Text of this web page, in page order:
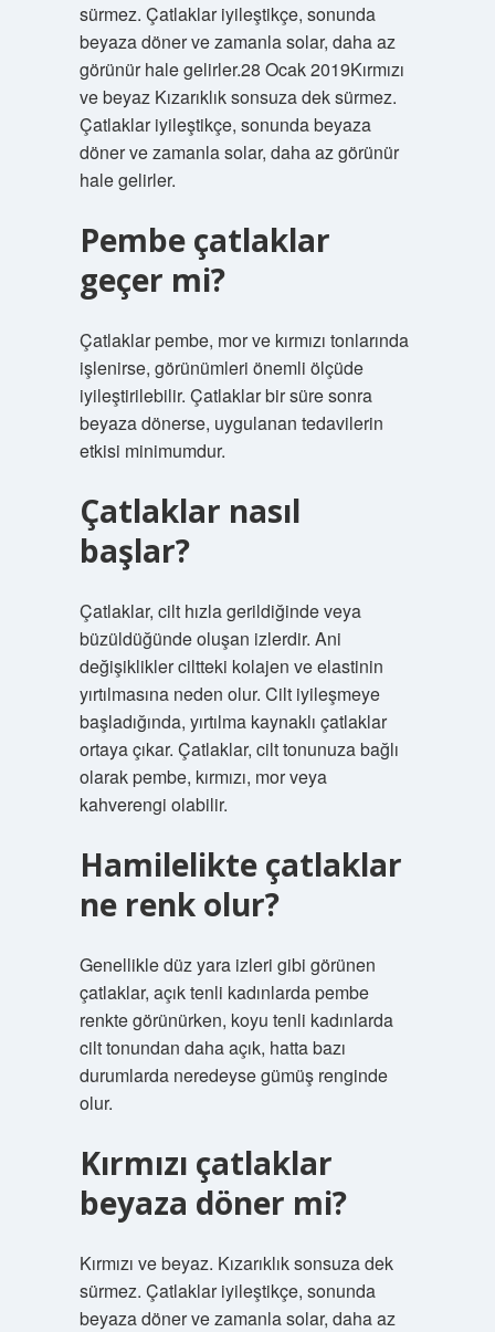
sürmez. Çatlaklar iyileştikçe, sonunda
beyaza döner ve zamanla solar, daha az
görünür hale gelirler.28 Ocak 2019Kırmızı
ve beyaz Kızarıklık sonsuza dek sürmez.
Çatlaklar iyileştikçe, sonunda beyaza
döner ve zamanla solar, daha az görünür
hale gelirler.
Pembe çatlaklar
geçer mi?
Çatlaklar pembe, mor ve kırmızı tonlarında
işlenirse, görünümleri önemli ölçüde
iyileştirilebilir. Çatlaklar bir süre sonra
beyaza dönerse, uygulanan tedavilerin
etkisi minimumdur.
Çatlaklar nasıl
başlar?
Çatlaklar, cilt hızla gerildiğinde veya
büzüldüğünde oluşan izlerdir. Ani
değişiklikler ciltteki kolajen ve elastinin
yırtılmasına neden olur. Cilt iyileşmeye
başladığında, yırtılma kaynaklı çatlaklar
ortaya çıkar. Çatlaklar, cilt tonunuza bağlı
olarak pembe, kırmızı, mor veya
kahverengi olabilir.
Hamilelikte çatlaklar
ne renk olur?
Genellikle düz yara izleri gibi görünen
çatlaklar, açık tenli kadınlarda pembe
renkte görünürken, koyu tenli kadınlarda
cilt tonundan daha açık, hatta bazı
durumlarda neredeyse gümüş renginde
olur.
Kırmızı çatlaklar
beyaza döner mi?
Kırmızı ve beyaz. Kızarıklık sonsuza dek
sürmez. Çatlaklar iyileştikçe, sonunda
beyaza döner ve zamanla solar, daha az